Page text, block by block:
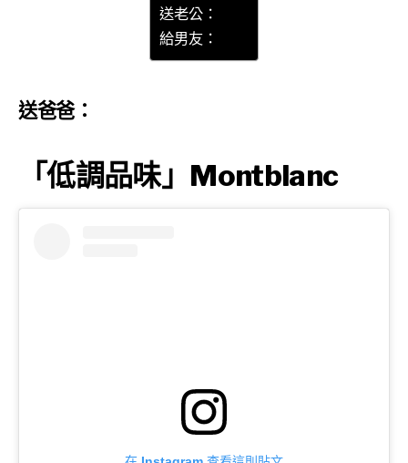
送老公：
給男友：
送爸爸：
「低調品味」Montblanc